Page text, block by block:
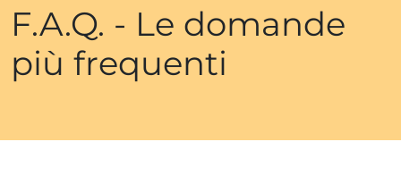
F.A.Q. - Le domande
più frequenti